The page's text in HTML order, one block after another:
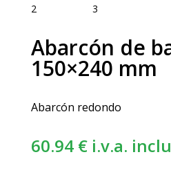
Abarcón de
150×240 mm
Abarcón redondo
60.94 € i.v.a.